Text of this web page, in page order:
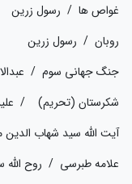
غواص ها / رسول زرین
روبان / رسول زرین
جنگ جهانی سوم /
شکرستان (تحریم) /
آیت الله سید شهاب
علامه طبرسی / روح الله